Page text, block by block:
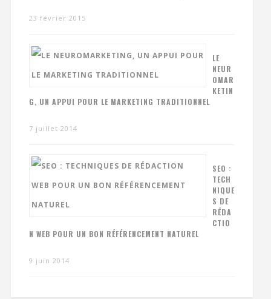
23 février 2015
LE
NEUR
OMAR
KETIN
G, UN APPUI POUR LE MARKETING TRADITIONNEL
7 juillet 2014
SEO :
TECH
NIQUE
S DE
RÉDA
CTIO
N WEB POUR UN BON RÉFÉRENCEMENT NATUREL
9 juin 2014